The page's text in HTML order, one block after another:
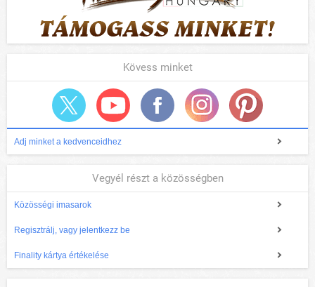
Kövess minket
Adj minket a kedvenceidhez
Vegyél részt a közösségben
Közösségi imasarok
Regisztrálj, vagy jelentkezz be
Finality kártya értékelése